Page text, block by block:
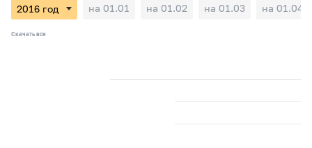
на 01.01 на 01.02 на 01.03 на 01.04
Скачать все